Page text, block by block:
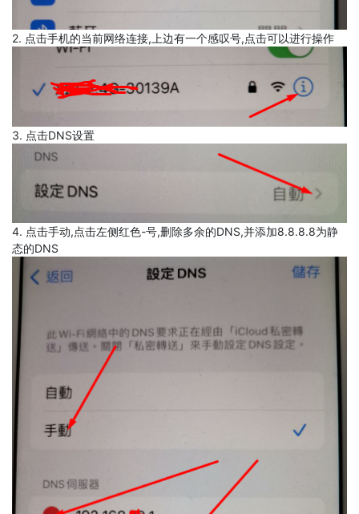
2. 点击手机的当前网络连接,上边有一个感叹号,点击可以进行操作
3. 点击DNS设置
4. 点击手动,点击左侧红色-号,删除多余的DNS,并添加8.8.8.8为静
态的DNS